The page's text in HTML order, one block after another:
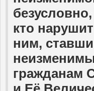
кто
ним,
гражданам